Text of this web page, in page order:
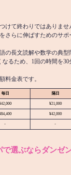
けて終わりではありま
さらに伸ばすためのサポ
の長文読解や数学の典型
るため、1回の時間を30
料金表です。
毎日 隔日
¥21,000
¥42,000
- -
選ぶならダンゼ